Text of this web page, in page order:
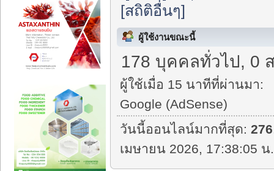
[สถิติอื่นๆ]
ผู้ใช้งานขณะนี้
178 บุคคลทั่วไป, 0
ผู้ใช้เมื่อ 15 นาทีที่ผ่านมา:
Google (AdSense)
วันนี้ออนไลน์มากที่สุด:276
เมษายน 2026, 17:38:05 น